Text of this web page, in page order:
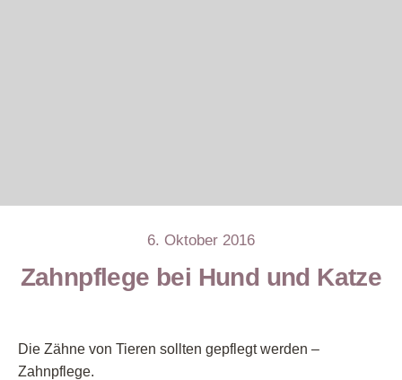
6. Oktober 2016
Zahnpflege bei Hund und Katze
Die Zähne von Tieren sollten gepflegt werden –
Zahnpflege.